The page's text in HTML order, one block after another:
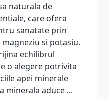
naturala de
care ofera
sanatate prin
si potasiu.
echilibrul
o alegere potrivita
apei minerale
minerala aduce ...